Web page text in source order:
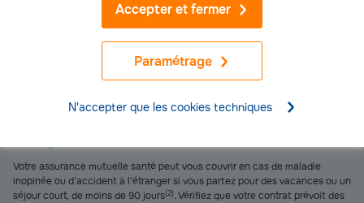
Paramétrage
Accepter et fermer
N'accepter que les cookies techniques
Vous êtes fonctionnaire en mission à l’étranger
En tant que fonctionnaire en mission à l’étranger, vous restez couvert par
l’Assurance maladie obligatoire française et votre assurance mutuelle
d’un voyage à l’étranger
Votre assurance mutuelle santé peut vous couvrir en cas de maladie
inopinée ou d’accident à l’étranger si vous partez pour des vacances ou un
séjour court, de moins de 90 jours(2). Vérifiez que votre contrat prévoit des